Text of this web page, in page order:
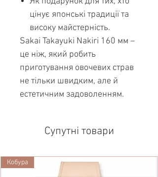
цінує японські традиції та
високу майстерність.
Sakai Takayuki Nakiri 160 мм –
це ніж, який робить
приготування овочевих страв
не тільки швидким, але й
естетичним задоволенням.
Супутні товари
Кобура